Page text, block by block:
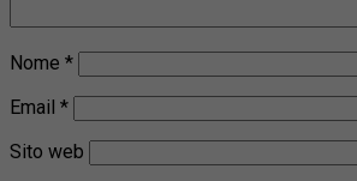
Nome *
Email *
Sito web